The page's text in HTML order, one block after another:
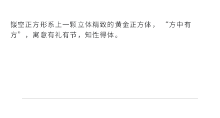
镂空正方形系上一颗立体精致的黄金正方体， “方中有